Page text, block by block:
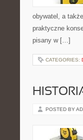
obywatel, a
praktyczne
pisany w […]
CATEGORIES:
POSTED BY